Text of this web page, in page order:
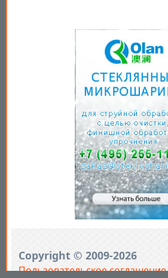
Copyright © 2009-2026
Пользовательское соглашение.